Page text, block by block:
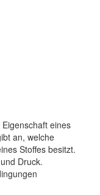
eines
an, welche
Stoffes besitzt.
Druck.